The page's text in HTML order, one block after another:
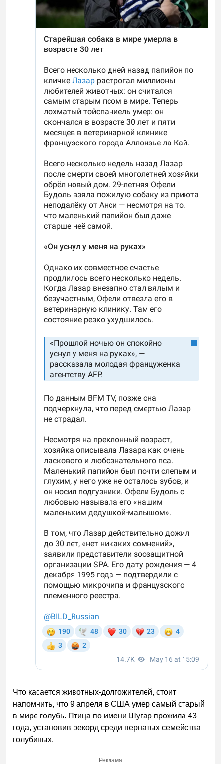
Что касается животных-долгожителей, стоит
напомнить, что 9 апреля в США умер самый старый
в мире голубь. Птица по имени Шугар прожила 43
года, установив рекорд среди пернатых семейства
голубиных.
Реклама